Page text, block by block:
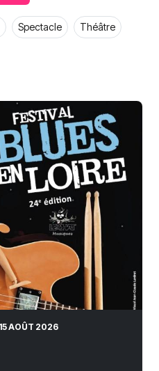
Spectacle Théâtre
AOÛT 2026